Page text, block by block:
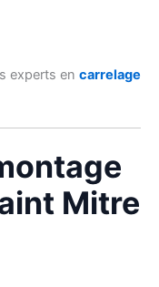
experts en carrelage
Mitre